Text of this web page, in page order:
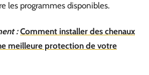
les programmes disponibles.
: Comment installer des chenaux
meilleure protection de votre